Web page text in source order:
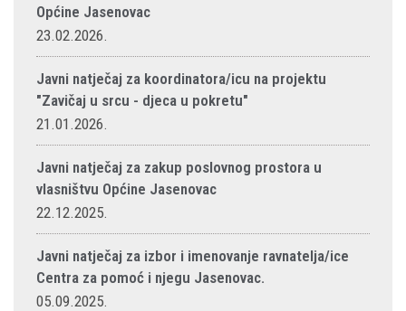
Općine Jasenovac
23.02.2026.
Javni natječaj za koordinatora/icu na projektu
"Zavičaj u srcu - djeca u pokretu"
21.01.2026.
Javni natječaj za zakup poslovnog prostora u
vlasništvu Općine Jasenovac
22.12.2025.
Javni natječaj za izbor i imenovanje ravnatelja/ice
Centra za pomoć i njegu Jasenovac.
05.09.2025.